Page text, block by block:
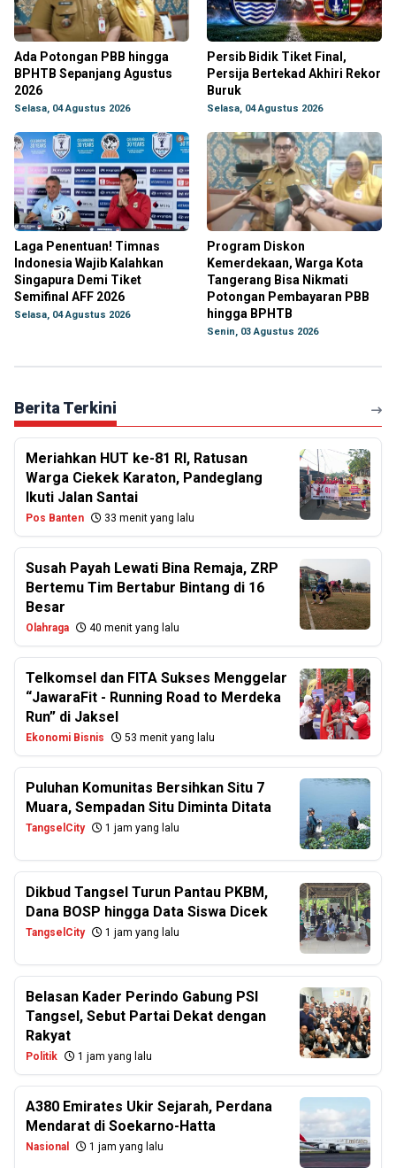
Ada Potongan PBB hingga
BPHTB Sepanjang Agustus
2026
Selasa, 04 Agustus 2026
Persib Bidik Tiket Final,
Persija Bertekad Akhiri Rekor
Buruk
Selasa, 04 Agustus 2026
Laga Penentuan! Timnas
Indonesia Wajib Kalahkan
Singapura Demi Tiket
Semifinal AFF 2026
Selasa, 04 Agustus 2026
Program Diskon
Kemerdekaan, Warga Kota
Tangerang Bisa Nikmati
Potongan Pembayaran PBB
hingga BPHTB
Senin, 03 Agustus 2026
Berita Terkini
Meriahkan HUT ke-81 RI, Ratusan
Warga Ciekek Karaton, Pandeglang
Ikuti Jalan Santai
Pos Banten 33 menit yang lalu
Susah Payah Lewati Bina Remaja, ZRP
Bertemu Tim Bertabur Bintang di 16
Besar
Olahraga 40 menit yang lalu
Telkomsel dan FITA Sukses Menggelar
“JawaraFit - Running Road to Merdeka
Run” di Jaksel
Ekonomi Bisnis 53 menit yang lalu
Puluhan Komunitas Bersihkan Situ 7
Muara, Sempadan Situ Diminta Ditata
TangselCity 1 jam yang lalu
Dikbud Tangsel Turun Pantau PKBM,
Dana BOSP hingga Data Siswa Dicek
TangselCity 1 jam yang lalu
Belasan Kader Perindo Gabung PSI
Tangsel, Sebut Partai Dekat dengan
Rakyat
Politik 1 jam yang lalu
A380 Emirates Ukir Sejarah, Perdana
Mendarat di Soekarno-Hatta
Nasional 1 jam yang lalu